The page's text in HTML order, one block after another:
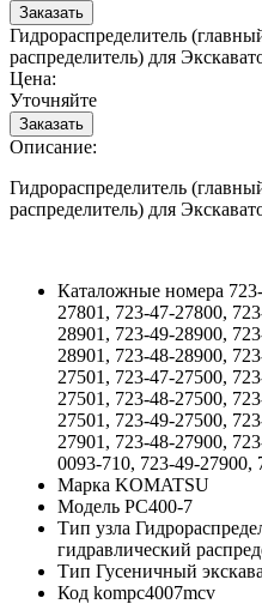
Гидрораспределитель
распределитель) для
Цена:
Уточняйте
Описание:
Гидрораспределитель
распределитель) для
Каталожные номера
27801, 723-47-27800,
28901, 723-49-28900,
28901, 723-48-28900,
27501, 723-47-27500,
27501, 723-48-27500,
27501, 723-49-27500,
27901, 723-48-27900,
0093-710, 723-49-27900,
Марка KOMATSU
Модель PC400-7
Тип узла
гидравлический
Тип Гусеничный
Код kompc4007mcv